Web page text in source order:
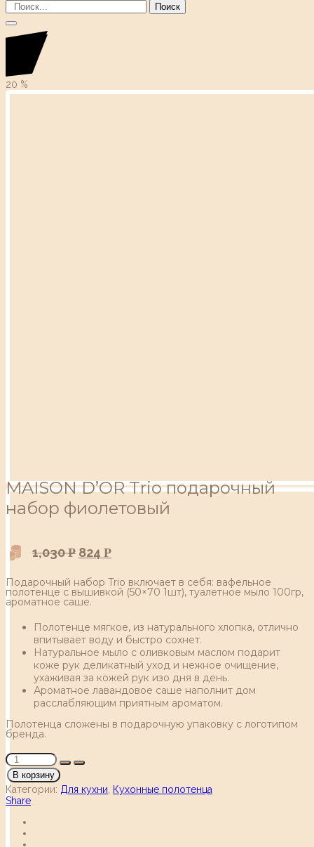
Поиск
20 %
MAISON D’OR Trio подарочный
набор фиолетовый
1,030Р 824 Р
Подарочный набор Trio включает в себя: вафельное
полотенце с вышивкой (50×70 1шт), туалетное мыло 100гр,
ароматное саше.
Полотенце мягкое, из натурального хлопка, отлично
впитывает воду и быстро сохнет.
Натуральное мыло с оливковым маслом подарит
коже рук деликатный уход и нежное очищение,
ухаживая за кожей рук изо дня в день.
Ароматное лавандовое саше наполнит дом
расслабляющим приятным ароматом.
Полотенца сложены в подарочную упаковку с логотипом
бренда.
В корзину
Категории: Для кухни
Кухонные полотенца
Share